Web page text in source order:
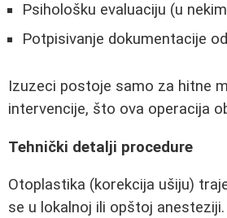
Psihološku evaluaciju (u
Potpisivanje dokumentacije
Izuzeci postoje samo za hitne
intervencije, što ova operacija
Tehnički detalji procedure
Otoplastika (korekcija ušiju)
se u lokalnoj ili opštoj